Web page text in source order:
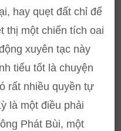
hay quẹt đất chỉ để
thị một chiến tích oai
xuyên tạc này
tiểu tốt là chuyện
rất nhiều quyền tự
là một điều phải
Phát Bùi, một